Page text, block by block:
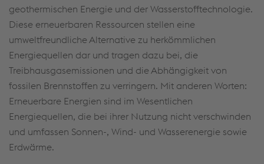
geothermischen Energie und der Wasserstofftechnologie.
Diese erneuerbaren Ressourcen stellen eine
umweltfreundliche Alternative zu herkömmlichen
Energiequellen dar und tragen dazu bei, die
Treibhausgasemissionen und die Abhängigkeit von
fossilen Brennstoffen zu verringern. Mit anderen Worten:
Erneuerbare Energien sind im Wesentlichen
Energiequellen, die bei ihrer Nutzung nicht verschwinden
und umfassen Sonnen-, Wind- und Wasserenergie sowie
Erdwärme.